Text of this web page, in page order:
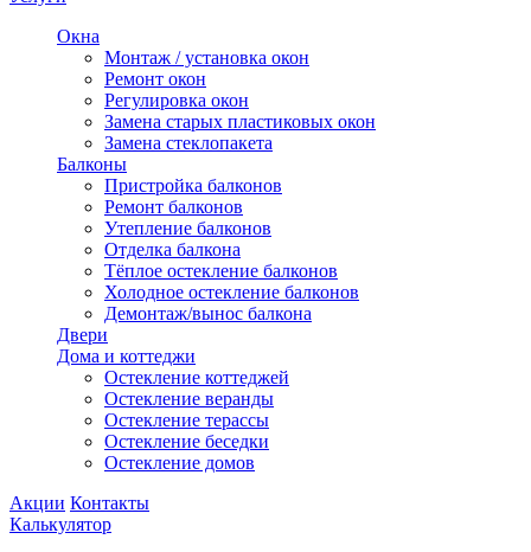
Окна
Монтаж / установка окон
Ремонт окон
Регулировка окон
Замена старых пластиковых окон
Замена стеклопакета
Балконы
Пристройка балконов
Ремонт балконов
Утепление балконов
Отделка балкона
Тёплое остекление балконов
Холодное остекление балконов
Демонтаж/вынос балкона
Двери
Дома и коттеджи
Остекление коттеджей
Остекление веранды
Остекление терассы
Остекление беседки
Остекление домов
Акции Контакты
Калькулятор